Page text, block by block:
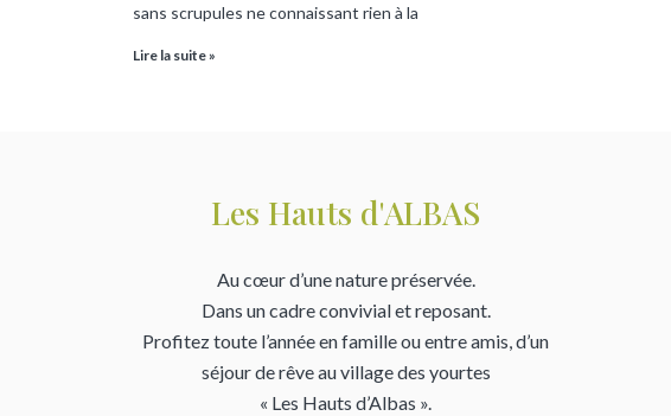
sans scrupules ne connaissant rien à la
Lire la suite »
Les Hauts d'ALBAS
Au cœur d’une nature préservée.
Dans un cadre convivial et reposant.
Profitez toute l’année en famille ou entre amis, d’un
séjour de rêve au village des yourtes
« Les Hauts d’Albas ».